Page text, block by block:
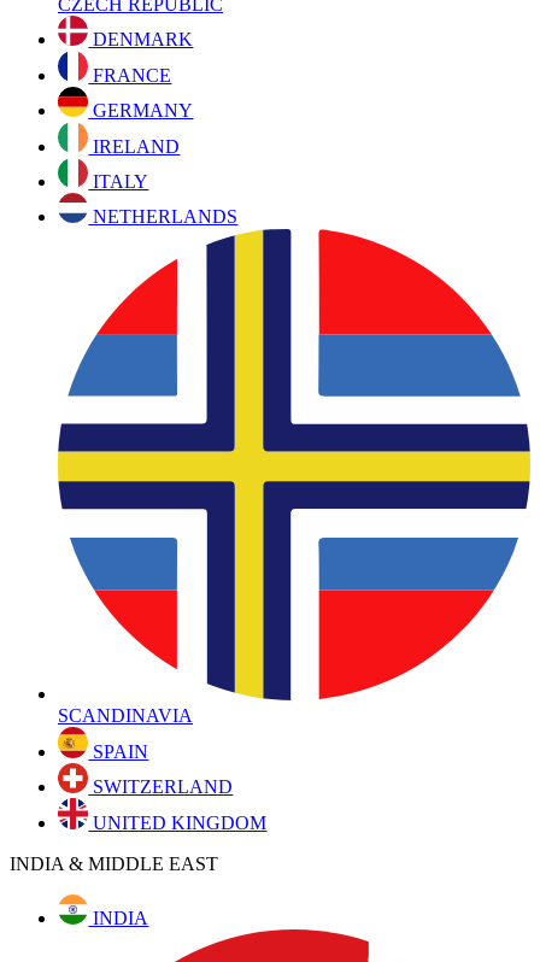
CZECH REPUBLIC
DENMARK
FRANCE
GERMANY
IRELAND
ITALY
NETHERLANDS
SCANDINAVIA
SPAIN
SWITZERLAND
UNITED KINGDOM
INDIA & MIDDLE EAST
INDIA